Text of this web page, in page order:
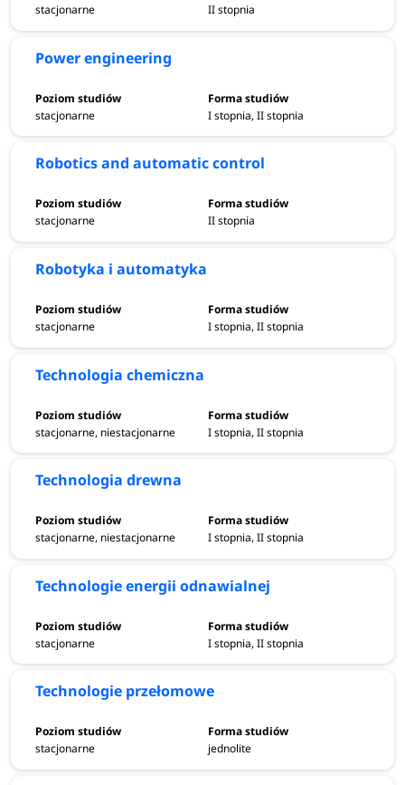
stacjonarne II stopnia
Power engineering
stacjonarne I stopnia, II stopnia
Robotics and automatic control
stacjonarne II stopnia
Robotyka i automatyka
stacjonarne I stopnia, II stopnia
Technologia chemiczna
stacjonarne, niestacjonarne I stopnia, II stopnia
Technologia drewna
stacjonarne, niestacjonarne I stopnia, II stopnia
Technologie energii odnawialnej
stacjonarne I stopnia, II stopnia
Technologie przełomowe
stacjonarne jednolite